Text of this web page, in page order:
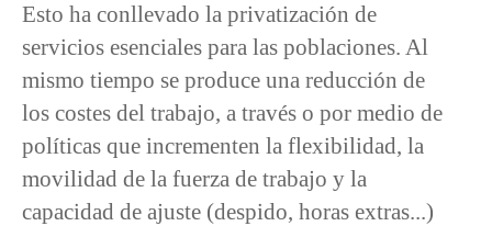
Esto ha conllevado la privatización de
servicios esenciales para las poblaciones. Al
mismo tiempo se produce una reducción de
los costes del trabajo, a través o por medio de
políticas que incrementen la flexibilidad, la
movilidad de la fuerza de trabajo y la
capacidad de ajuste (despido, horas extras...)